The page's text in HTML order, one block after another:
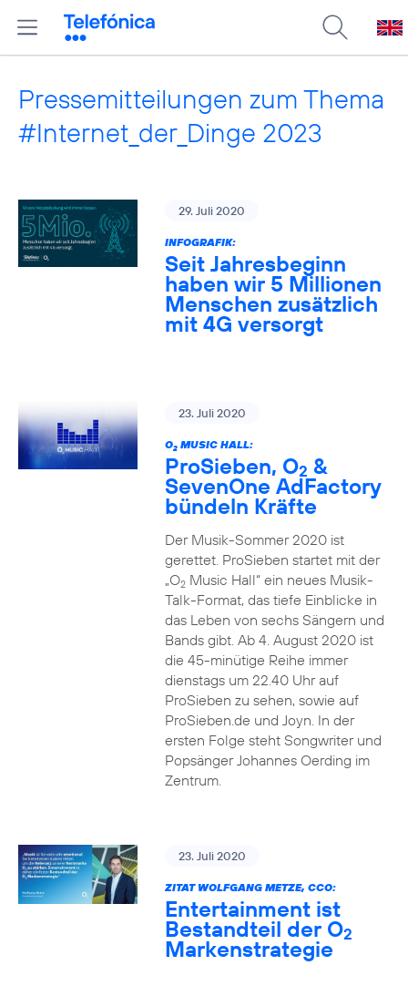
Pressemitteilungen zum Thema
#Internet_der_Dinge 2023
29. Juli 2020
INFOGRAFIK:
Seit Jahresbeginn
haben wir 5 Millionen
Menschen zusätzlich
mit 4G versorgt
23. Juli 2020
O2MUSIC HALL:
ProSieben, O2 &
SevenOne AdFactory
bündeln Kräfte
Der Musik-Sommer 2020 ist
gerettet. ProSieben startet mit der
„O2Music Hall“ ein neues Musik-
Talk-Format, das tiefe Einblicke in
das Leben von sechs Sängern und
Bands gibt. Ab 4. August 2020 ist
die 45-minütige Reihe immer
dienstags um 22.40 Uhr auf
ProSieben zu sehen, sowie auf
ProSieben.de und Joyn. In der
ersten Folge steht Songwriter und
Popsänger Johannes Oerding im
Zentrum.
23. Juli 2020
ZITAT WOLFGANG METZE, CCO:
Entertainment ist
Bestandteil der O2
Markenstrategie